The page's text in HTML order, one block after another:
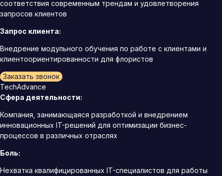
соответствия современным трендам и удовлетворения
запросов клиентов
Запрос клиента:
Внедрение модульного обучения по работе с клиентами и
клиентоориентированности для флористов
Заказать звонок
TechAdvance
Сфера деятельности:
Компания, занимающаяся разработкой и внедрением
инновационных IT-решений для оптимизации бизнес-
процессов в различных отраслях
Боль:
Нехватка квалифицированных IT-специалистов для работы